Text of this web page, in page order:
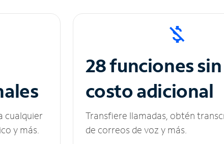
cualquier
y más.
28 funciones sin
costo adicional
Transfiere llamadas, obtén
de correos de voz y más.